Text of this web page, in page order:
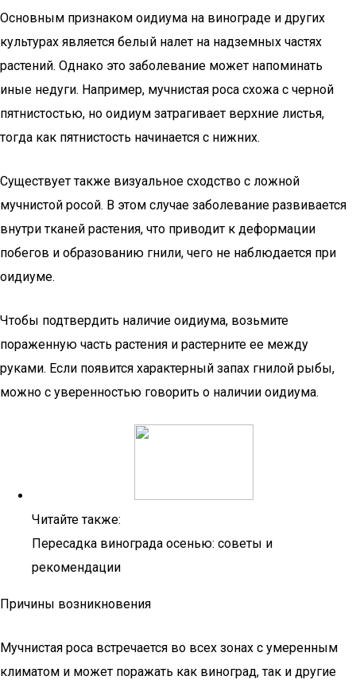
Основным признаком оидиума на винограде и других
культурах является белый налет на надземных частях
растений. Однако это заболевание может напоминать
иные недуги. Например, мучнистая роса схожа с черной
пятнистостью, но оидиум затрагивает верхние листья,
тогда как пятнистость начинается с нижних.
Существует также визуальное сходство с ложной
мучнистой росой. В этом случае заболевание развивается
внутри тканей растения, что приводит к деформации
побегов и образованию гнили, чего не наблюдается при
оидиуме.
Чтобы подтвердить наличие оидиума, возьмите
пораженную часть растения и растерните ее между
руками. Если появится характерный запах гнилой рыбы,
можно с уверенностью говорить о наличии оидиума.
Читайте также:
Пересадка винограда осенью: советы и
рекомендации
Причины возникновения
Мучнистая роса встречается во всех зонах с умеренным
климатом и может поражать как виноград, так и другие